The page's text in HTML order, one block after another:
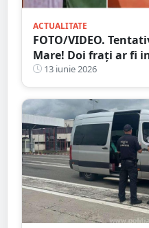
ACTUALITATE
FOTO/VIDEO.
Mare! Doi frați ar fi
un pieton. Familia
fost provocați
13 iunie 2026